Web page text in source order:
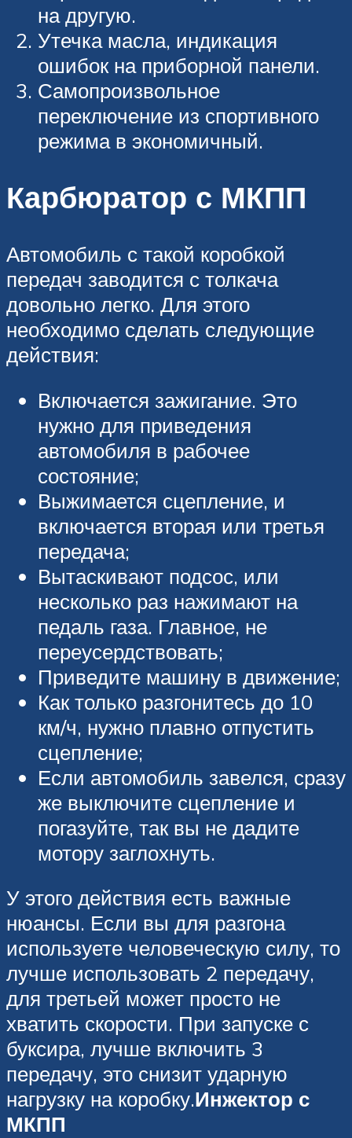
на другую.
Утечка масла, индикация
ошибок на приборной панели.
Самопроизвольное
переключение из спортивного
режима в экономичный.
Карбюратор с МКПП
Автомобиль с такой коробкой
передач заводится с толкача
довольно легко. Для этого
необходимо сделать следующие
действия:
Включается зажигание. Это
нужно для приведения
автомобиля в рабочее
состояние;
Выжимается сцепление, и
включается вторая или третья
передача;
Вытаскивают подсос, или
несколько раз нажимают на
педаль газа. Главное, не
переусердствовать;
Приведите машину в движение;
Как только разгонитесь до 10
км/ч, нужно плавно отпустить
сцепление;
Если автомобиль завелся, сразу
же выключите сцепление и
погазуйте, так вы не дадите
мотору заглохнуть.
У этого действия есть важные
нюансы. Если вы для разгона
используете человеческую силу, то
лучше использовать 2 передачу,
для третьей может просто не
хватить скорости. При запуске с
буксира, лучше включить 3
передачу, это снизит ударную
нагрузку на коробку.Инжектор с
МКПП